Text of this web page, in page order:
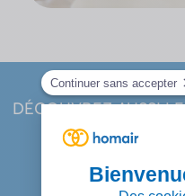
DÉCOUVREZ AUSSI
Je